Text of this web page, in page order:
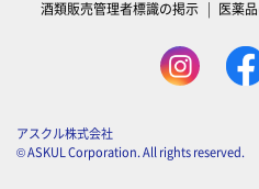
酒類販売管理者標識の掲示
医薬
アスクル株式会社
© ASKUL Corporation. All rights reserved.